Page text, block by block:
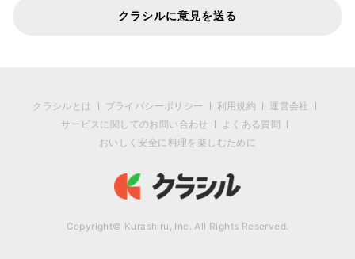
クラシルに意見を送る
クラシルとは プライバシーポリシー 利用規約
運営会社
サービスに関してのお問い合わせ
よくある質問
おいしく安全に料理を楽しむために
Copyright© Kurashiru, Inc. All Rights Reserved.